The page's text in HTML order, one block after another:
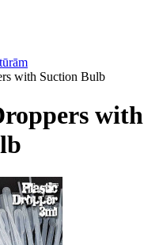
with Suction Bulb
with